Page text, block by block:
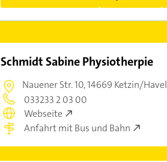
Schmidt Sabine Physiotherpie
Nauener Str. 10,14669 Ketzin/Havel
033233 2 03 00
Webseite
Anfahrt mit Bus und Bahn